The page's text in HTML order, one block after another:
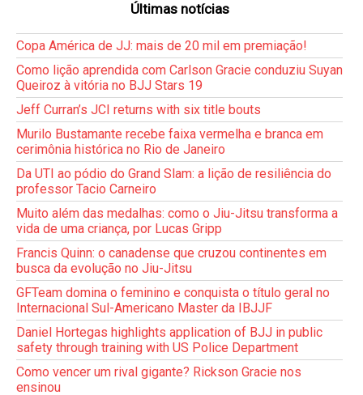
Últimas notícias
Copa América de JJ: mais de 20 mil em premiação!
Como lição aprendida com Carlson Gracie conduziu Suyan
Queiroz à vitória no BJJ Stars 19
Jeff Curran’s JCI returns with six title bouts
Murilo Bustamante recebe faixa vermelha e branca em
cerimônia histórica no Rio de Janeiro
Da UTI ao pódio do Grand Slam: a lição de resiliência do
professor Tacio Carneiro
Muito além das medalhas: como o Jiu-Jitsu transforma a
vida de uma criança, por Lucas Gripp
Francis Quinn: o canadense que cruzou continentes em
busca da evolução no Jiu-Jitsu
GFTeam domina o feminino e conquista o título geral no
Internacional Sul-Americano Master da IBJJF
Daniel Hortegas highlights application of BJJ in public
safety through training with US Police Department
Como vencer um rival gigante? Rickson Gracie nos
ensinou